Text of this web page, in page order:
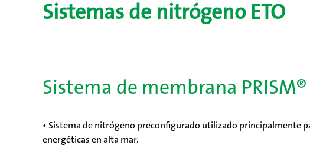
Sistemas de nitrógeno ETO
Sistema de membrana
• Sistema de nitrógeno preconfigurado utilizado principalmente
energéticas en alta mar.